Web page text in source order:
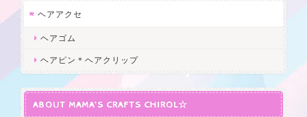
ヘアアクセ
ヘアゴム
ヘアピン＊ヘアクリップ
ABOUT MAMA’S CRAFTS CHIROL☆